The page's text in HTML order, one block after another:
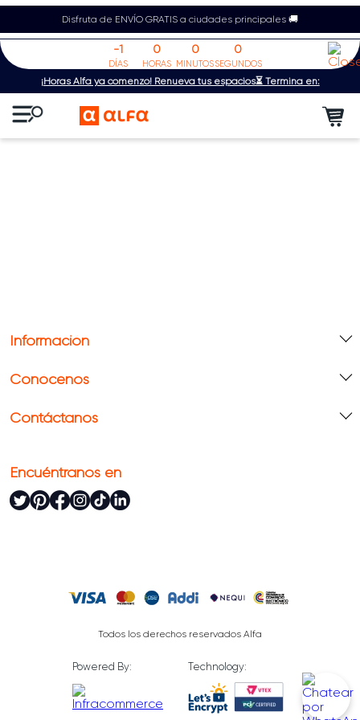
Disfruta de ENVÍO GRATIS a ciudades principales 🚚
¡Horas Alfa ya comenzó! Renueva tus espacios⏳ Termina en:
-1
DÍAS
0
HORAS
0
MINUTOS
0
SEGUNDOS
Información
Conócenos
Contáctanos
Encuéntranos en
Todos los derechos reservados Alfa
Powered By: Technology: